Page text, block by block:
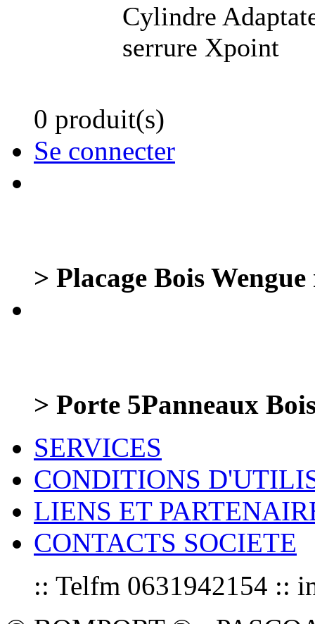
Cylindre
serrure Xpoint
0 produit(s)
Se connecter
> Placage Bois
> Porte 5Panneaux
SERVICES
CONDITIONS
LIENS ET
CONTACTS SOCIETE
:: Telfm 0631942154 ::